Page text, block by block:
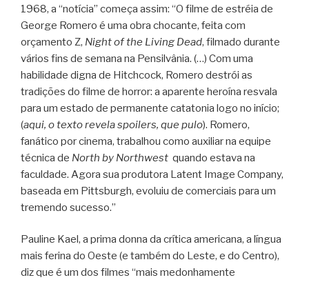
1968, a “notícia” começa assim: “O filme de estréia de
George Romero é uma obra chocante, feita com
orçamento Z, Night of the Living Dead, filmado durante
vários fins de semana na Pensilvânia. (…) Com uma
habilidade digna de Hitchcock, Romero destrói as
tradições do filme de horror: a aparente heroína resvala
para um estado de permanente catatonia logo no início;
(aqui, o texto revela spoilers, que pulo). Romero,
fanático por cinema, trabalhou como auxiliar na equipe
técnica de North by Northwest quando estava na
faculdade. Agora sua produtora Latent Image Company,
baseada em Pittsburgh, evoluiu de comerciais para um
tremendo sucesso.”
Pauline Kael, a prima donna da crítica americana, a língua
mais ferina do Oeste (e também do Leste, e do Centro),
diz que é um dos filmes “mais medonhamente